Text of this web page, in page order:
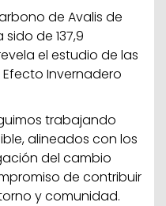
de Avalis de
de 137,9
el estudio de las
Invernadero
trabajando
alineados con los
del cambio
de contribuir
y comunidad.